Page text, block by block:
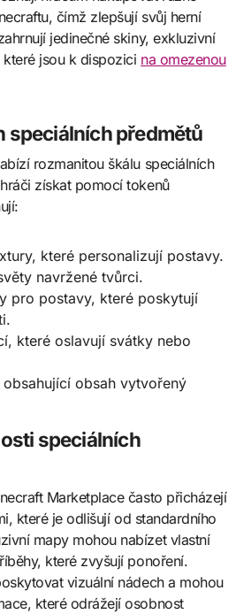
čímž zlepšují svůj herní
jedinečné skiny, exkluzivní
jsou k dispozici na omezenou
speciálních předmětů
rozmanitou škálu speciálních
získat pomocí tokenů
které personalizují postavy.
navržené tvůrci.
pro postavy, které poskytují
které oslavují svátky nebo
obsah vytvořený
speciálních
Marketplace často přicházejí
které je odlišují od standardního
mapy mohou nabízet vlastní
které zvyšují ponoření.
vizuální nádech a mohou
které odrážejí osobnost